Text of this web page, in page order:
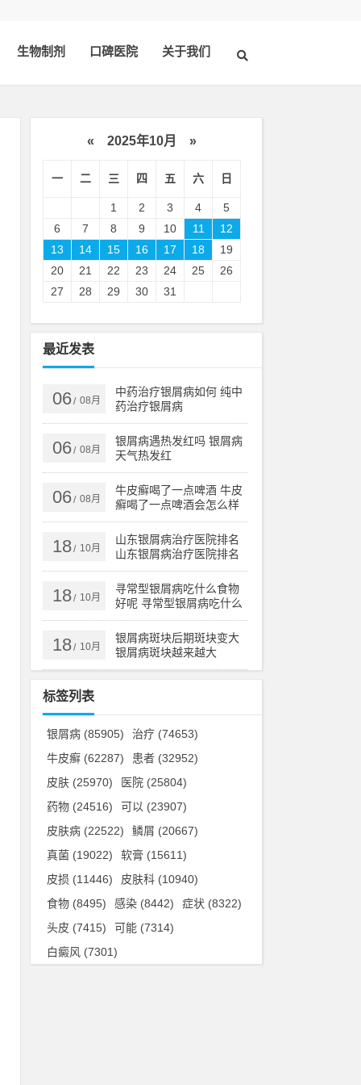
生物制剂 口碑医院 关于我们
« 2025年10月 »
一 二 三 四 五 六 日
1 2 3 4
5
6
7 8 9 10 11
12
13
14 15 16 17 18
19
20
21 22 23 24 25
26
27
28 29 30 31
最近发表
06/ 08月
中药治疗银屑病如何 纯中
药治疗银屑病
06/ 08月
银屑病遇热发红吗 银屑病
天气热发红
06/ 08月
牛皮癣喝了一点啤酒 牛皮
癣喝了一点啤酒会怎么样
18/ 10月
山东银屑病治疗医院排名
山东银屑病治疗医院排名
榜
18/ 10月
寻常型银屑病吃什么食物
好呢 寻常型银屑病吃什么
药效果好
18/ 10月
银屑病斑块后期斑块变大
银屑病斑块越来越大
标签列表
银屑病 (85905) 治疗 (74653)
牛皮癣 (62287) 患者 (32952)
皮肤 (25970) 医院 (25804)
药物 (24516) 可以 (23907)
皮肤病 (22522) 鳞屑 (20667)
真菌 (19022) 软膏 (15611)
皮损 (11446) 皮肤科 (10940)
食物 (8495) 感染 (8442) 症状 (8322)
头皮 (7415) 可能 (7314)
白癜风 (7301)